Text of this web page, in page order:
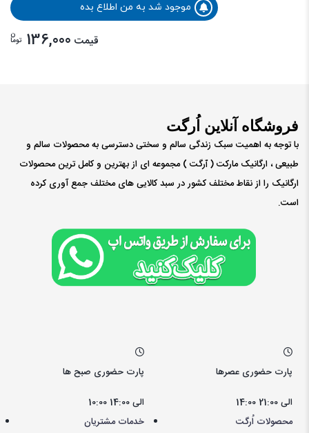
موجود شد به من اطلاع بده
قیمت 136,000 توما
ن
فروشگاه آنلاین اُرگت
با توجه به اهمیت سبک زندگی سالم و سختی دسترسی به محصولات سالم و
طبیعی ، ارگانیک مارکت ( ٱرگت ) مجموعه ای از بهترین و کامل ترین محصولات
ارگانیک را از نقاط مختلف کشور در سبد کالایی های مختلف جمع آوری کرده
است.
پارت حضوری صبح ها
10:00 الی 14:00
پارت حضوری عصرها
14:00 الی 21:00
خدمات مشتریان
محصولات اُرگت